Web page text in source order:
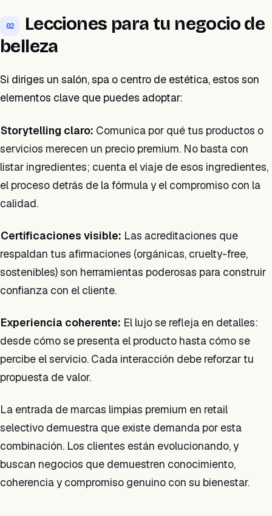
02
Lecciones para tu negocio de
belleza
Si diriges un salón, spa o centro de estética, estos son
elementos clave que puedes adoptar:
Storytelling claro: Comunica por qué tus productos o
servicios merecen un precio premium. No basta con
listar ingredientes; cuenta el viaje de esos ingredientes,
el proceso detrás de la fórmula y el compromiso con la
calidad.
Certificaciones visible: Las acreditaciones que
respaldan tus afirmaciones (orgánicas, cruelty-free,
sostenibles) son herramientas poderosas para construir
confianza con el cliente.
Experiencia coherente: El lujo se refleja en detalles:
desde cómo se presenta el producto hasta cómo se
percibe el servicio. Cada interacción debe reforzar tu
propuesta de valor.
La entrada de marcas limpias premium en retail
selectivo demuestra que existe demanda por esta
combinación. Los clientes están evolucionando, y
buscan negocios que demuestren conocimiento,
coherencia y compromiso genuino con su bienestar.